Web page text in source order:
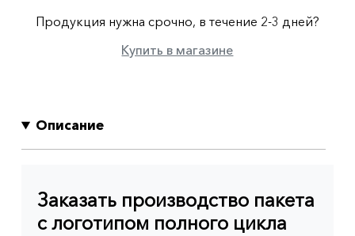
Продукция нужна срочно, в течение 2-3 дней?
Купить в магазине
Описание
Заказать производство пакета
с логотипом полного цикла